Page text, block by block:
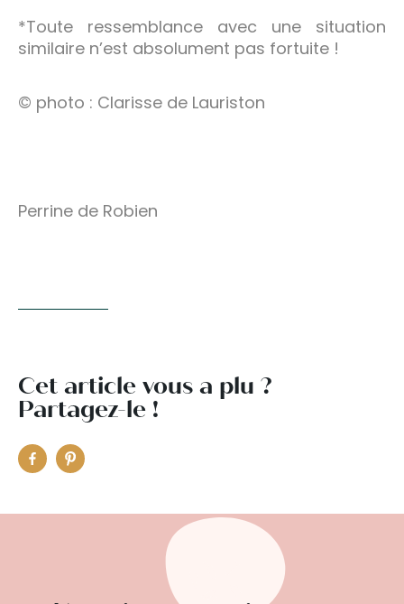
*Toute ressemblance avec une situation
similaire n’est absolument pas fortuite !
© photo : Clarisse de Lauriston
Perrine de Robien
Cet article vous a plu ?
Partagez-le !